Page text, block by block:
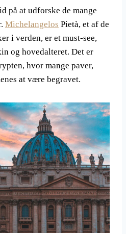
på at udforske de mange
Michelangelos Pietà, et af de
i verden, er et must-see,
og hovedalteret. Det er
hvor mange paver,
at være begravet.